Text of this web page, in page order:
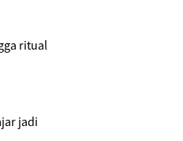
ritual
jadi